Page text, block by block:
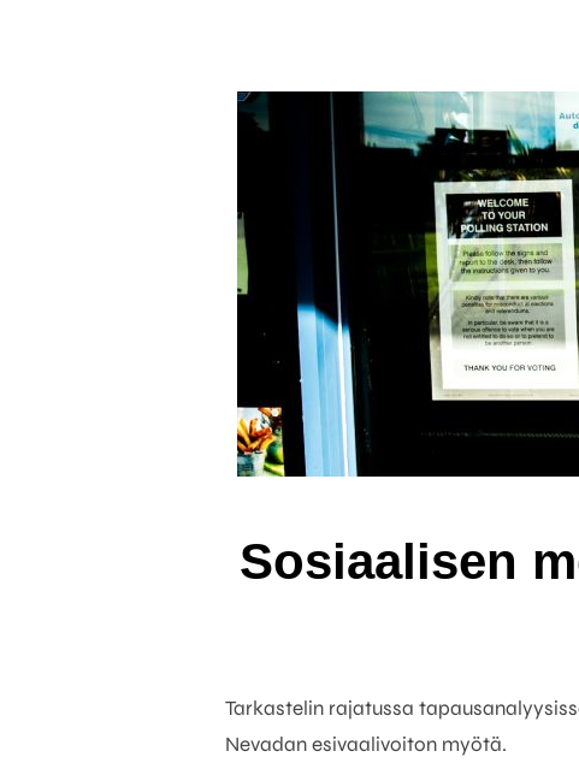
Sosiaalisen
Tarkastelin rajatussa
Nevadan esivaalivoiton myötä.